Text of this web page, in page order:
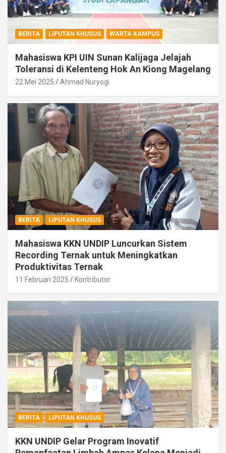
BERITA LIPUTAN KHUSUS WARTA KAMPUS
Mahasiswa KPI UIN Sunan Kalijaga Jelajah
Toleransi di Kelenteng Hok An Kiong Magelang
22 Mei 2025 Ahmad Nuryogi
BERITA LIPUTAN KHUSUS
Mahasiswa KKN UNDIP Luncurkan Sistem
Recording Ternak untuk Meningkatkan
Produktivitas Ternak
11 Februari 2025 Kontributor
BERITA LIPUTAN KHUSUS
KKN UNDIP Gelar Program Inovatif